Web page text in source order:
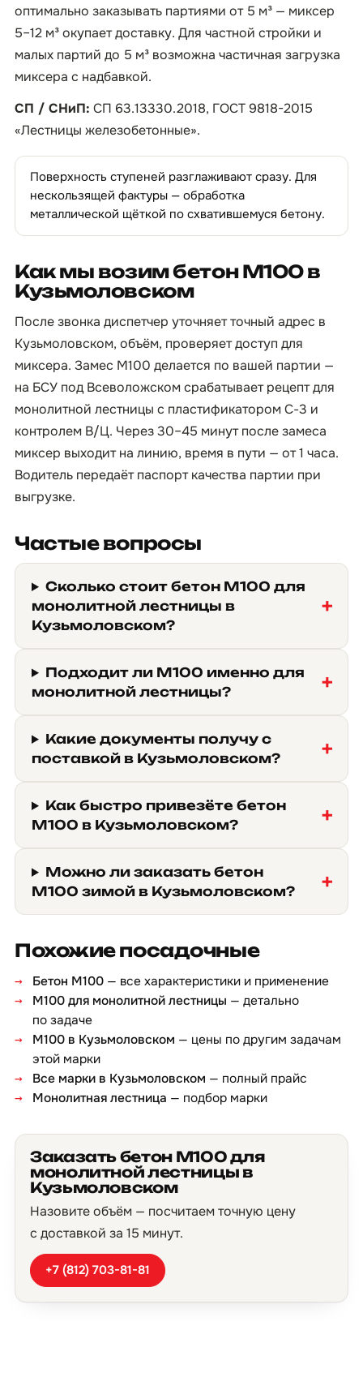
оптимально заказывать партиями от 5 м³ — миксер
5–12 м³ окупает доставку. Для частной стройки и
малых партий до 5 м³ возможна частичная загрузка
миксера с надбавкой.
СП / СНиП: СП 63.13330.2018, ГОСТ 9818-2015
«Лестницы железобетонные».
Поверхность ступеней разглаживают сразу. Для
нескользящей фактуры — обработка
металлической щёткой по схватившемуся бетону.
Как мы возим бетон М100 в
Кузьмоловском
После звонка диспетчер уточняет точный адрес в
Кузьмоловском, объём, проверяет доступ для
миксера. Замес М100 делается по вашей партии —
на БСУ под Всеволожском срабатывает рецепт для
монолитной лестницы с пластификатором С-3 и
контролем В/Ц. Через 30–45 минут после замеса
миксер выходит на линию, время в пути — от 1 часа.
Водитель передаёт паспорт качества партии при
выгрузке.
Частые вопросы
Сколько стоит бетон М100 для
монолитной лестницы в
Кузьмоловском?
Подходит ли М100 именно для
монолитной лестницы?
Какие документы получу с
поставкой в Кузьмоловском?
Как быстро привезёте бетон
М100 в Кузьмоловском?
Можно ли заказать бетон
М100 зимой в Кузьмоловском?
Похожие посадочные
Бетон М100 — все характеристики и применение
М100 для монолитной лестницы — детально
по задаче
М100 в Кузьмоловском — цены по другим задачам
этой марки
Все марки в Кузьмоловском — полный прайс
Монолитная лестница — подбор марки
Заказать бетон М100 для
монолитной лестницы в
Кузьмоловском
Назовите объём — посчитаем точную цену
с доставкой за 15 минут.
+7 (812) 703-81-81